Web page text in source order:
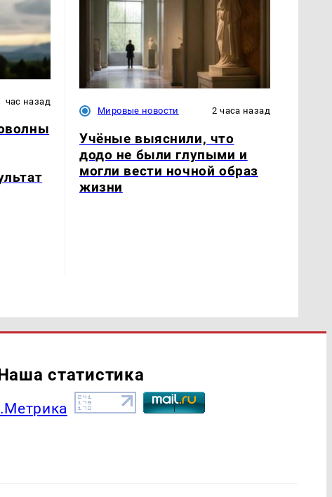
час назад
Мировые новости 2 часа назад
Учёные выяснили, что
додо не были глупыми и
могли вести ночной образ
жизни
статистика